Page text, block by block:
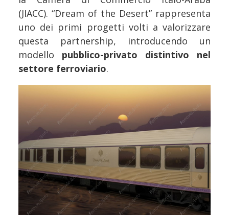
(JIACC). “Dream of the Desert” rappresenta
uno dei primi progetti volti a valorizzare
questa partnership, introducendo un
modello pubblico-privato distintivo nel
settore ferroviario.